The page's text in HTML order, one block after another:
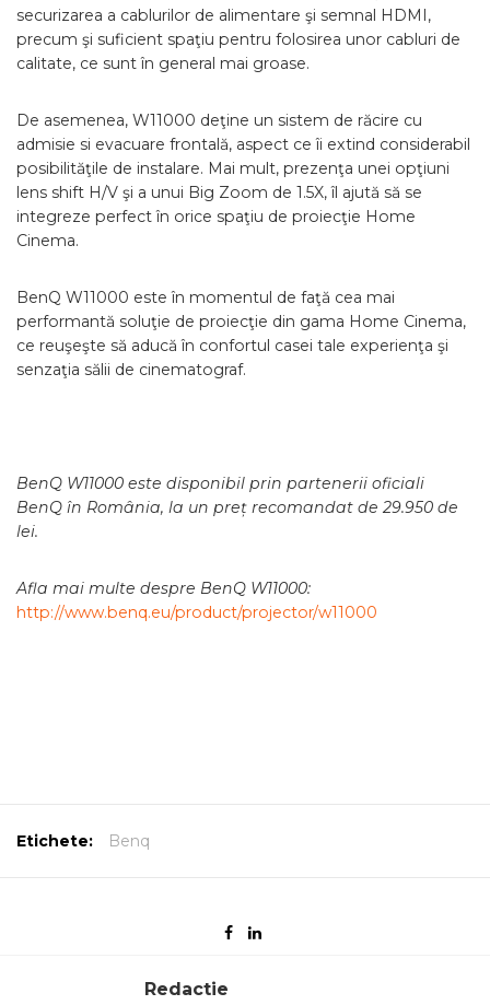
securizarea a cablurilor de alimentare şi semnal HDMI,
precum şi suficient spaţiu pentru folosirea unor cabluri de
calitate, ce sunt în general mai groase.
De asemenea, W11000 deţine un sistem de răcire cu
admisie si evacuare frontală, aspect ce îi extind considerabil
posibilităţile de instalare. Mai mult, prezenţa unei opţiuni
lens shift H/V şi a unui Big Zoom de 1.5X, îl ajută să se
integreze perfect în orice spaţiu de proiecţie Home
Cinema.
BenQ W11000 este în momentul de faţă cea mai
performantă soluţie de proiecţie din gama Home Cinema,
ce reuşeşte să aducă în confortul casei tale experienţa şi
senzaţia sălii de cinematograf.
BenQ W11000 este disponibil prin partenerii oficiali
BenQ în România, la un preț recomandat de 29.950 de
lei.
Afla mai multe despre BenQ W11000:
http://www.benq.eu/product/projector/w11000
Etichete: Benq
Redactie